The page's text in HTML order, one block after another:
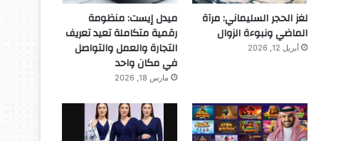
لغز الحجر السليماني: مرآة
الماضي ونبوءة الزوال
أبريل 12, 2026
ميدل إيست: منظومة
رقمية متكاملة تعيد تعريف
التجارة والعمل والتواصل
في مكان واحد
مارس 18, 2026